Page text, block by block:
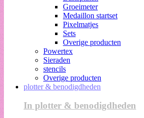
Groeimeter
Medaillon startset
Pixelmatjes
Sets
Overige producten
Powertex
Sieraden
stencils
Overige producten
plotter & benodigdheden
In plotter & benodigdheden